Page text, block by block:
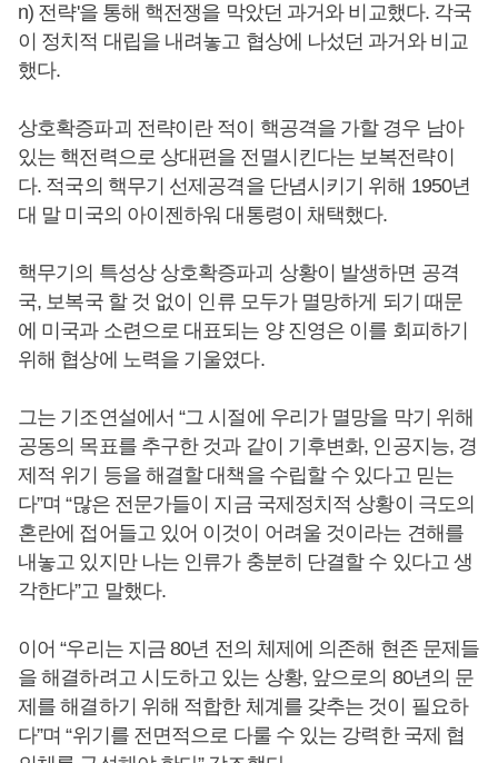
n) 전략'을 통해 핵전쟁을 막았던 과거와 비교했다. 각국
이 정치적 대립을 내려놓고 협상에 나섰던 과거와 비교
했다.
상호확증파괴 전략이란 적이 핵공격을 가할 경우 남아
있는 핵전력으로 상대편을 전멸시킨다는 보복전략이
다. 적국의 핵무기 선제공격을 단념시키기 위해 1950년
대 말 미국의 아이젠하워 대통령이 채택했다.
핵무기의 특성상 상호확증파괴 상황이 발생하면 공격
국, 보복국 할 것 없이 인류 모두가 멸망하게 되기 때문
에 미국과 소련으로 대표되는 양 진영은 이를 회피하기
위해 협상에 노력을 기울였다.
그는 기조연설에서 “그 시절에 우리가 멸망을 막기 위해
공동의 목표를 추구한 것과 같이 기후변화, 인공지능, 경
제적 위기 등을 해결할 대책을 수립할 수 있다고 믿는
다”며 “많은 전문가들이 지금 국제정치적 상황이 극도의
혼란에 접어들고 있어 이것이 어려울 것이라는 견해를
내놓고 있지만 나는 인류가 충분히 단결할 수 있다고 생
각한다”고 말했다.
이어 “우리는 지금 80년 전의 체제에 의존해 현존 문제들
을 해결하려고 시도하고 있는 상황, 앞으로의 80년의 문
제를 해결하기 위해 적합한 체계를 갖추는 것이 필요하
다”며 “위기를 전면적으로 다룰 수 있는 강력한 국제 협